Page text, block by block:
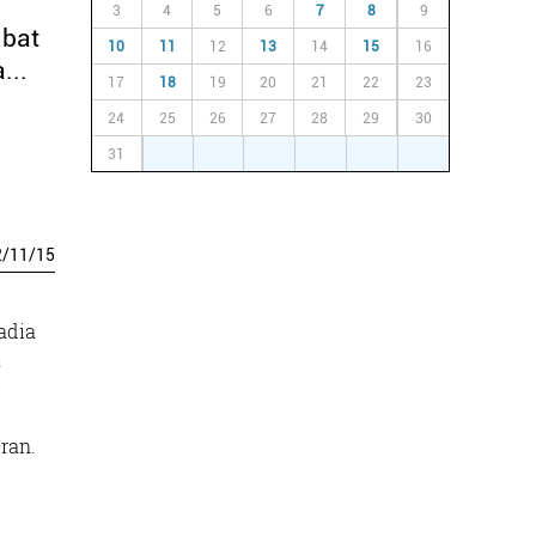
/11/15
3 4 5 6 7 8 9
10 11 12 13 14 15 16
17 18 19 20 21 22 23
24 25 26 27 28 29 30
31